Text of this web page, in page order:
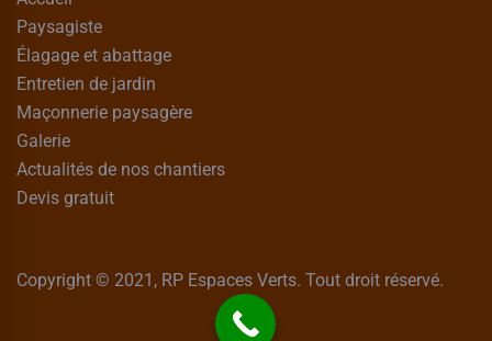
Paysagiste
Élagage et abattage
Entretien de jardin
Maçonnerie paysagère
Galerie
Actualités de nos chantiers
Devis gratuit
Copyright © 2021, RP Espaces Verts. Tout droit réservé.